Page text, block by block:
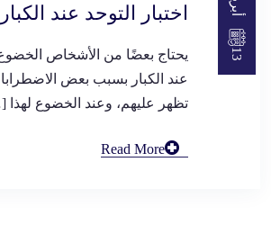
1
3
اختبار التوحد عند الكبار
يحتاج بعضًا من الأشخاص الخضوع
عند الكبار بسبب بعض
تظهر عليهم، وعند الخضوع
Read More